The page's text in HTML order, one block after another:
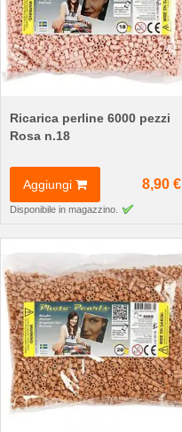
Ricarica perline 6000 pezzi
Rosa n.18
Aggiungi 8,90 €
Disponibile in magazzino.